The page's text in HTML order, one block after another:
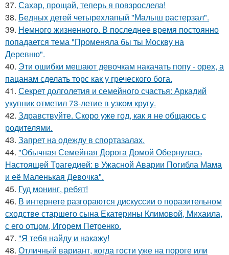
37. Сахар, прощай, теперь я повзрослела!
38. Бедных детей четырехлапый "Малыш растерзал".
39. Немного жизненного. В последнее время постоянно
попадается тема "Променяла бы ты Москву на
Деревню".
40. Эти ошибки мешают девочкам накачать попу - орех, а
пацанам сделать торс как у греческого бога.
41. Секрет долголетия и семейного счастья: Аркадий
укупник отметил 73-летие в узком кругу.
42. Здравствуйте. Скоро уже год, как я не общаюсь с
родителями.
43. Запрет на одежду в спортазалах.
44. "Обычная Семейная Дорога Домой Обернулась
Настоящей Трагедией: в Ужасной Аварии Погибла Мама
и её Маленькая Девочка".
45. Гуд монинг, ребят!
46. В интернете разгораются дискуссии о поразительном
сходстве старшего сына Екатерины Климовой, Михаила,
с его отцом, Игорем Петренко.
47. "Я тебя найду и накажу!
48. Отличный вариант, когда гости уже на пороге или